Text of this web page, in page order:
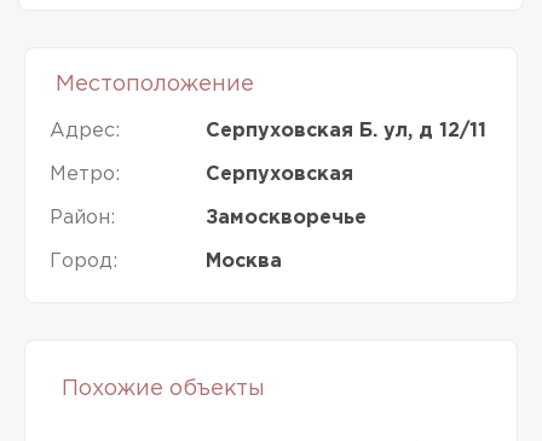
Местоположение
Адрес: Серпуховская Б. ул, д 12/11
Метро: Серпуховская
Район: Замоскворечье
Город: Москва
Похожие объекты